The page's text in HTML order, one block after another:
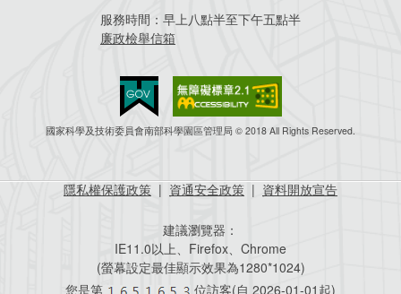
服務時間： 早上八點半至下午五點半
廉政檢舉信箱
國家科學及技術委員會南部科學園區管理局 © 2018 All Rights Reserved.
隱私權保護政策 | 資通安全政策 | 資料開放宣告
建議瀏覽器：
IE11.0以上、Firefox、Chrome
(螢幕設定最佳顯示效果為1280*1024)
您是第
位訪客(自 2026-01-01起)